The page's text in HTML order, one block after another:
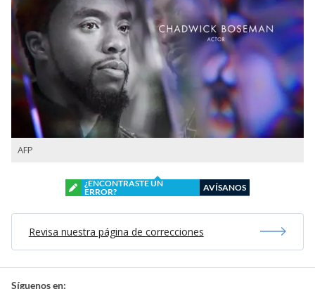
AFP
¿ENCONTRASTE UN
ERROR?
AVÍSANOS
Revisa nuestra página de correcciones
Síguenos en: